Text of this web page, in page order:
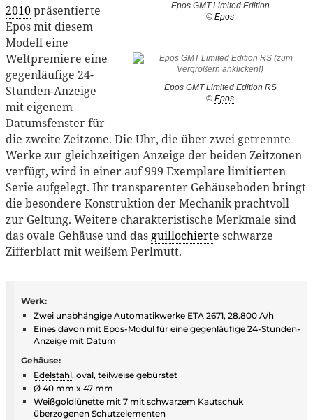
Epos GMT Limited Edition
© Epos
Epos GMT Limited Edition RS
© Epos
2010präsentierte
Epos mit diesem
Modell eine
Weltpremiere eine
gegenläufige 24-
Stunden-Anzeige
mit eigenem
Datumsfenster für
die zweite Zeitzone. Die Uhr, die über zwei getrennte
Werke zur gleichzeitigen Anzeige der beiden Zeitzonen
verfügt, wird in einer auf 999 Exemplare limitierten
Serie aufgelegt. Ihr transparenter Gehäuseboden bringt
die besondere Konstruktion der Mechanik prachtvoll
zur Geltung. Weitere charakteristische Merkmale sind
das ovale Gehäuse und dasguillochierte schwarze
Zifferblatt mit weißem Perlmutt.
Werk:
Zwei unabhängige Automatikwerke ETA 2671, 28.800 A/h
Eines davon mit Epos-Modul für eine gegenläufige 24-Stunden-
Anzeige mit Datum
Gehäuse:
Edelstahl, oval, teilweise gebürstet
Ø 40 mm x 47 mm
Weißgoldlünette mit 7 mit schwarzem Kautschuk
überzogenen Schutzelementen